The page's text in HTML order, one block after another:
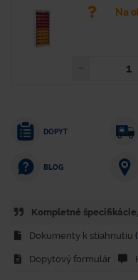
Na
DOPYT
BLOG
Kompletné
Dokumenty k stiahnutiu
Dopytový formulár